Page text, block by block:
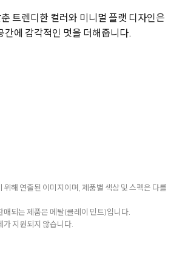
트렌디한 컬러와 미니멀 플랫 디자인은
간에 감각적인 멋을 더해줍니다.
위해 연출된 이미지이며, 제품별 색상 및 스펙은 다를
매되는 제품은 메탈(클레이 민트)입니다.
가 지원되지 않습니다.